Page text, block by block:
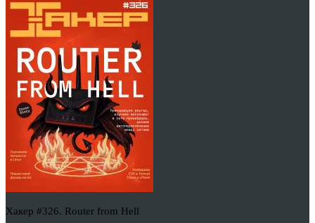
Хакер #326. Router from Hell